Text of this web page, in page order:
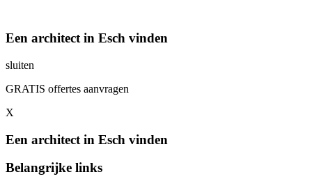
Een architect in Esch vinden
sluiten
GRATIS offertes aanvragen
X
Een architect in Esch vinden
Belangrijke links